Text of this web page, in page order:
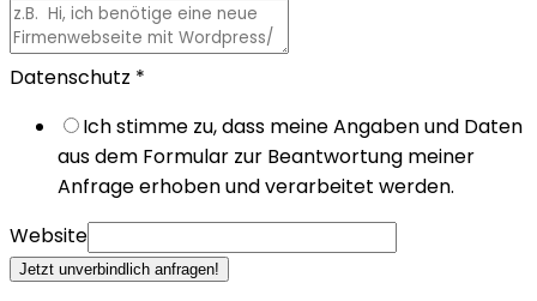
Datenschutz *
Ich stimme zu, dass meine Angaben und Daten
aus dem Formular zur Beantwortung meiner
Anfrage erhoben und verarbeitet werden.
Website
Jetzt unverbindlich anfragen!